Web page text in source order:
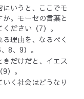
にいうと、ここでモ
。モーセの言葉と
ださい（7）。
理由を、なるべく
8、9）。
だけだと、イエス
）。
く社会はどうなり